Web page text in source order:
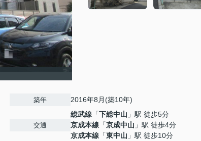
築年 2016年8月(築10年)
交通
総武線 「下総中山 」駅 徒歩5分
京成本線 「京成中山 」駅 徒歩4分
京成本線 「東中山 」駅 徒歩10分